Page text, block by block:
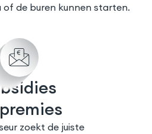
of de buren kunnen starten.
zoekt de juiste